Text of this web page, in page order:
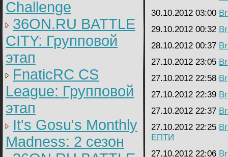
Challenge
36ON.RU BATTLE
CITY: Групповой
этап
FnaticRC CS
League: Групповой
этап
It's Gosu's Monthly
Madness: 2 сезон
30.10.2012 03:00
29.10.2012 00:32
28.10.2012 00:37
27.10.2012 23:05
27.10.2012 22:58
27.10.2012 22:39
27.10.2012 22:37
27.10.2012 22:25
ЕПТИ
27.10.2012 22:06